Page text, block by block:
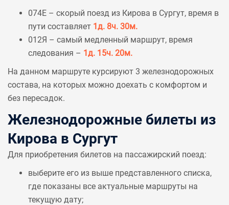
074Е – скорый поезд из Кирова в Сургут, время в
пути составляет 1д. 8ч. 30м.
012Я – самый медленный маршрут, время
следования – 1д. 15ч. 20м.
На данном маршруте курсируют 3 железнодорожных
состава, на которых можно доехать с комфортом и
без пересадок.
Железнодорожные билеты из
Кирова в Сургут
Для приобретения билетов на пассажирский поезд:
выберите его из выше представленного списка,
где показаны все актуальные маршруты на
текущую дату;